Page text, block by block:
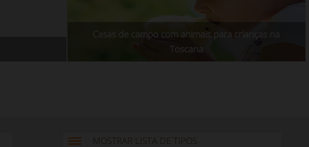
Casas de campo com animais para crianças na
Toscana
MOSTRAR LISTA DE TIPOS